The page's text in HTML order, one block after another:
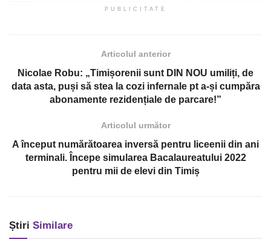
PUBLICITATE
Articolul anterior
Nicolae Robu: „Timișorenii sunt DIN NOU umiliți, de
data asta, puși să stea la cozi infernale pt a-și cumpăra
abonamente rezidențiale de parcare!”
Articolul următor
A început numărătoarea inversă pentru liceenii din ani
terminali. Începe simularea Bacalaureatului 2022
pentru mii de elevi din Timiș
Știri Similare